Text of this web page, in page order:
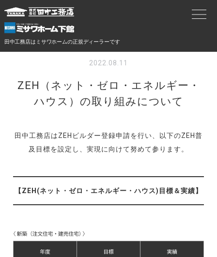
田中工務店はミサワホームの正規ディーラーです
2022.08.11
ZEH（ネット・ゼロ・エネルギー・
ハウス）の取り組みについて
田中工務店はZEHビルダー登録申請を行い、以下のZEH普
及目標を設定し、実現に向けて努めて参ります。
【ZEH(ネット・ゼロ・エネルギー・ハウス)目標＆実績】